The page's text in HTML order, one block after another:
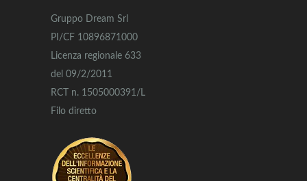
Gruppo Dream Srl
PI/CF 10896871000
Licenza regionale 633
del 09/2/2011
RCT n. 1505000391/L
Filo diretto